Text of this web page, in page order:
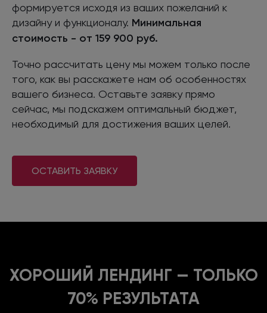
формируется исходя из ваших пожеланий к
дизайну и функционалу. Минимальная
стоимость - от 159 900 руб.
Точно рассчитать цену мы можем только после
того, как вы расскажете нам об особенностях
вашего бизнеса. Оставьте заявку прямо
сейчас, мы подскажем оптимальный бюджет,
необходимый для достижения ваших целей.
ОСТАВИТЬ ЗАЯВКУ
ХОРОШИЙ ЛЕНДИНГ — ТОЛЬКО
70% РЕЗУЛЬТАТА